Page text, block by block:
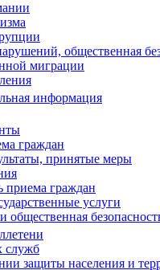
общественная
миграции
информация
граждан
принятые меры
приема граждан
услуги
общественная
служб
защиты населения и